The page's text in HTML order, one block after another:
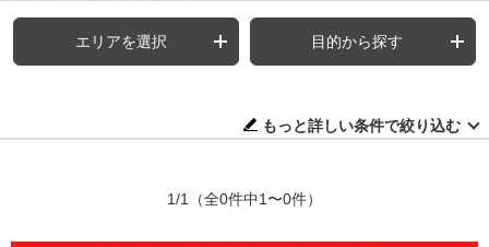
エリアを選択 目的から探す
もっと詳しい条件で絞り込む
1/1 （全0件中1〜0件）